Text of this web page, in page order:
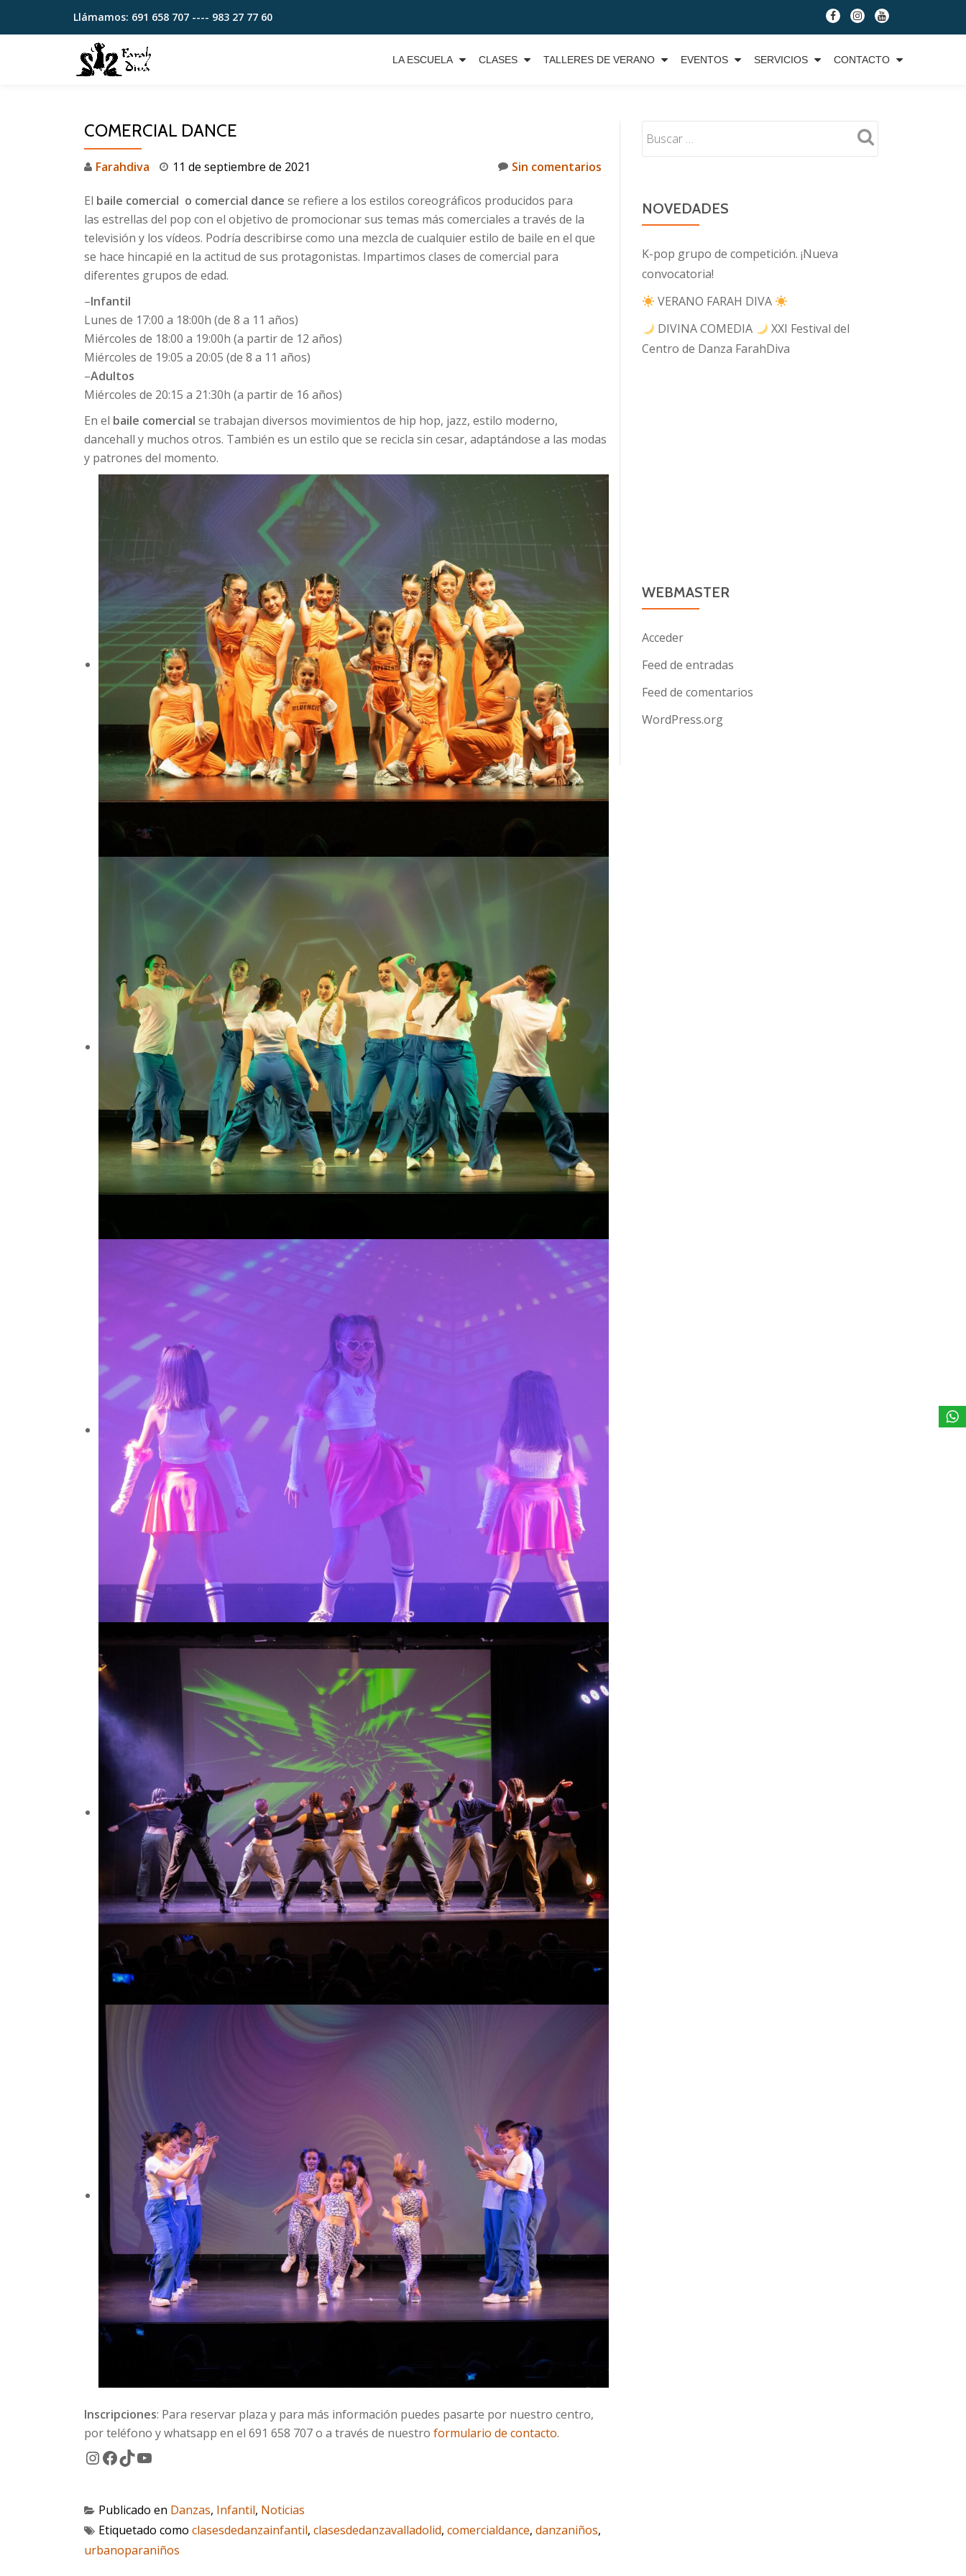
Saltar
Llámamos: 691 658 707 ---- 983 27 77 60
fa-
facebook
fa-
instagram
fa-
youtube
LA ESCUELA CLASES TALLERES DE VERANO EVENTOS SERVICIOS CONTACTO
COMERCIAL DANCE
Farahdiva 11 de septiembre de 2021 Sin comentarios
El baile comercial o comercial dance se refiere a los estilos coreográficos producidos para
las estrellas del pop con el objetivo de promocionar sus temas más comerciales a través de la
televisión y los vídeos. Podría describirse como una mezcla de cualquier estilo de baile en el que
se hace hincapié en la actitud de sus protagonistas. Impartimos clases de comercial para
diferentes grupos de edad.
–Infantil
Lunes de 17:00 a 18:00h (de 8 a 11 años)
Miércoles de 18:00 a 19:00h (a partir de 12 años)
Miércoles de 19:05 a 20:05 (de 8 a 11 años)
–Adultos
Miércoles de 20:15 a 21:30h (a partir de 16 años)
En el baile comercial se trabajan diversos movimientos de hip hop, jazz, estilo moderno,
dancehall y muchos otros. También es un estilo que se recicla sin cesar, adaptándose a las modas
y patrones del momento.
Inscripciones: Para reservar plaza y para más información puedes pasarte por nuestro centro,
por teléfono y whatsapp en el 691 658 707 o a través de nuestro formulario de contacto.
Instagram
Facebook
TikTokYouTube
Publicado en Danzas, Infantil, Noticias
Etiquetado como clasesdedanzainfantil, clasesdedanzavalladolid, comercialdance, danzaniños,
urbanoparaniños
NOVEDADES
K-pop grupo de competición. ¡Nueva
convocatoria!
VERANO FARAH DIVA
DIVINA COMEDIA
XXI Festival del
Centro de Danza FarahDiva
WEBMASTER
Acceder
Feed de entradas
Feed de comentarios
WordPress.org